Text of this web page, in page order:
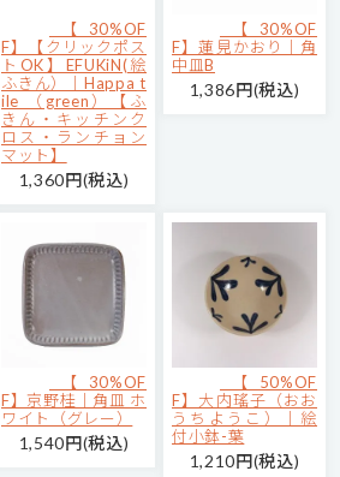
【30%OF
F】【クリックポス
トOK】EFUKiN(絵
ふきん）｜Happa t
ile （green）【ふ
きん・キッチンク
ロス・ランチョン
マット】
1,360円(税込)
【30%OF
F】蓮見かおり｜角
中皿B
1,386円(税込)
【30%OF
F】京野桂｜角皿 ホ
ワイト（グレー）
1,540円(税込)
【50%OF
F】大内瑤子（おお
うちようこ）｜絵
付小鉢-葉
1,210円(税込)